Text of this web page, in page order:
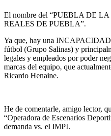
El nombre del “PUEBLA DE LA
REALES DE PUEBLA”.
Ya que, hay una
fútbol (Grupo Salinas) y
legales y empleados por poder
marcas del equipo, que
Ricardo Henaine.
He de comentarle, amigo lector,
“Operadora de Escenarios
demanda vs. el IMPI.